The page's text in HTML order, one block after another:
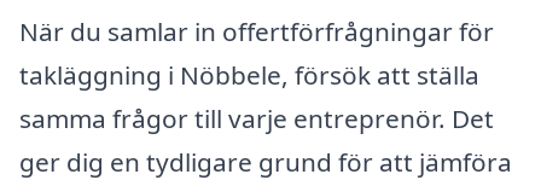
När du samlar in offertförfrågningar för
takläggning i Nöbbele, försök att ställa
samma frågor till varje entreprenör. Det
ger dig en tydligare grund för att jämföra